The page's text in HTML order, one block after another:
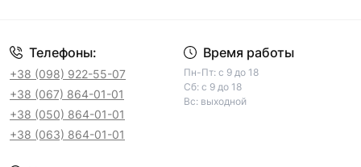
Телефоны:
+38 (098) 922-55-07
+38 (067) 864-01-01
+38 (050) 864-01-01
+38 (063) 864-01-01
Время работы
Пн-Пт: с 9 до 18
Сб: с 9 до 18
Вс: выходной